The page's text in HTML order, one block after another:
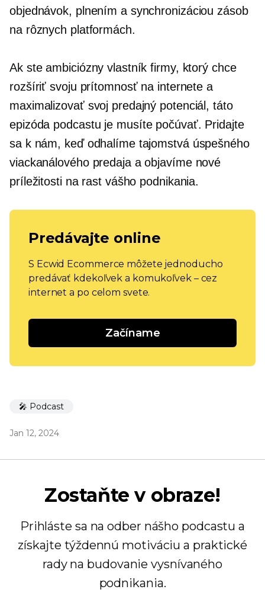
objednávok, plnením a synchronizáciou zásob
na rôznych platformách.
Ak ste ambiciózny vlastník firmy, ktorý chce
rozšíriť svoju prítomnosť na internete a
maximalizovať svoj predajný potenciál, táto
epizóda podcastu je musíte počúvať. Pridajte
sa k nám, keď odhalíme tajomstvá úspešného
viackanálového predaja a objavíme nové
príležitosti na rast vášho podnikania.
Predávajte online
S Ecwid Ecommerce môžete jednoducho
predávať kdekoľvek a komukoľvek – cez
internet a po celom svete.
Začíname
🎤 Podcast
Jan 12, 2024
Zostaňte v obraze!
Prihláste sa na odber nášho podcastu a
získajte týždennú motiváciu a praktické
rady na budovanie vysnívaného
podnikania.